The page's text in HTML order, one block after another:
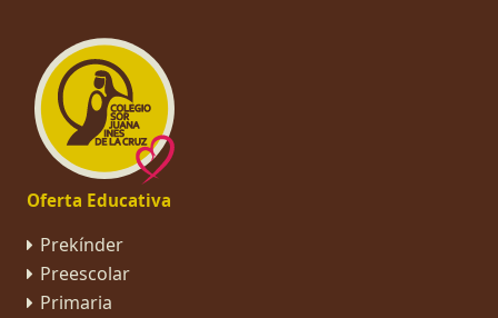
Oferta Educativa
Prekínder
Preescolar
Primaria